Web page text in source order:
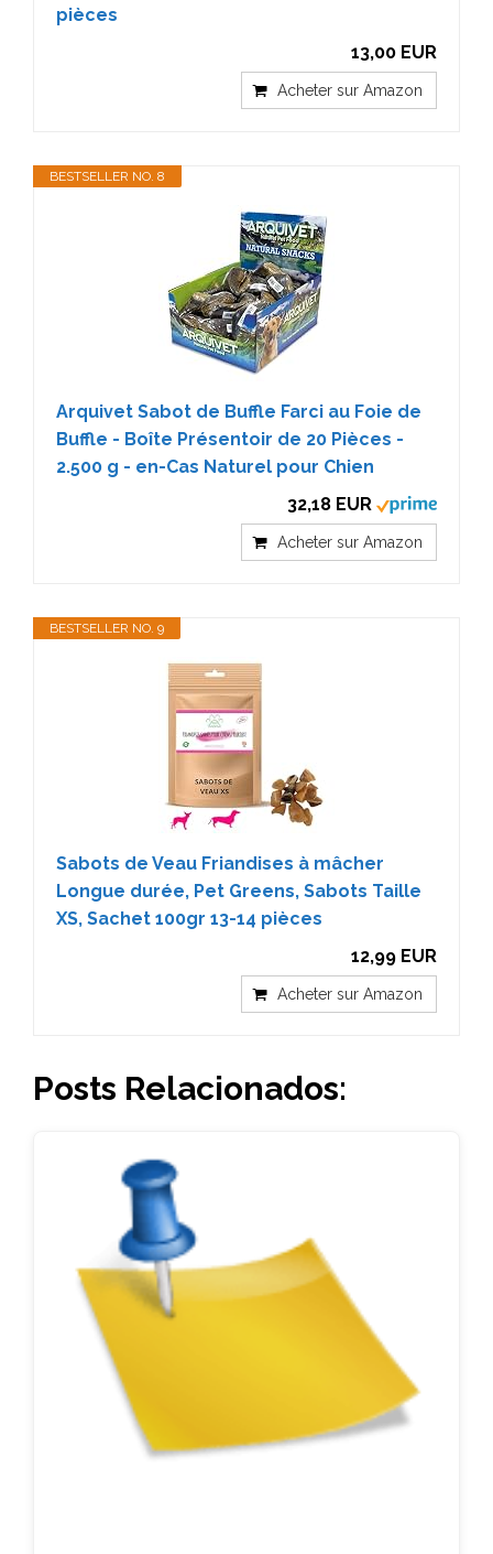
pièces
13,00 EUR
Acheter sur Amazon
BESTSELLER NO. 8
Arquivet Sabot de Buffle Farci au Foie de
Buffle - Boîte Présentoir de 20 Pièces -
2.500 g - en-Cas Naturel pour Chien
32,18 EUR
Acheter sur Amazon
BESTSELLER NO. 9
Sabots de Veau Friandises à mâcher
Longue durée, Pet Greens, Sabots Taille
XS, Sachet 100gr 13-14 pièces
12,99 EUR
Acheter sur Amazon
Posts Relacionados: